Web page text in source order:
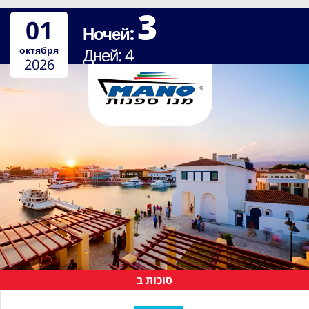
Ночей:3
Дней:4
סוכות ב
01
октября
2026